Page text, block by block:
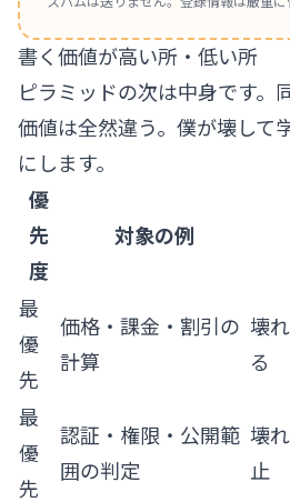
書く価値が高い所・低い所
ピラミッドの次は中身です。
価値は全然違う。僕が壊して
にします。
優
先
度
対象の例
最
優
先
価格・課金・割引の
計算
壊
る
最
優
先
認証・権限・公開範
囲の判定
壊
止